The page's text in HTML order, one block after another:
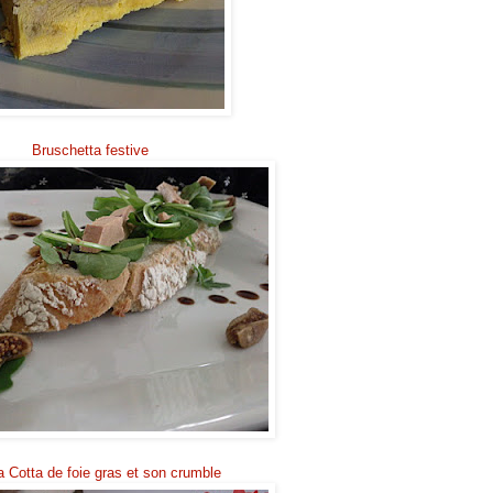
Bruschetta festive
Cotta de foie gras et son crumble